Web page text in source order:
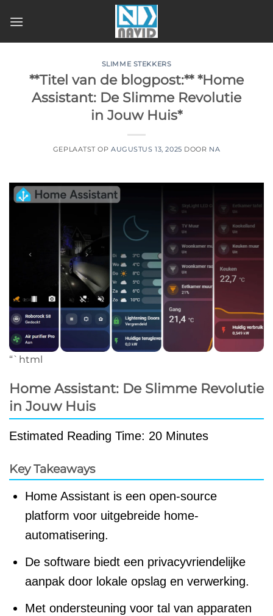
naar
SLIMME STEKKERS
**Titel van de blogpost:** *Home
Assistant: De Slimme Revolutie
in Jouw Huis*
GEPLAATST OPAUGUSTUS 13, 2025 DOOR NA
“`html
Home Assistant: De Slimme Revolutie
in Jouw Huis
Estimated Reading Time: 20 Minutes
Key Takeaways
Home Assistant is een open-source
platform voor uitgebreide home-
automatisering.
De software biedt een privacyvriendelijke
aanpak door lokale opslag en verwerking.
Met ondersteuning voor tal van apparaten